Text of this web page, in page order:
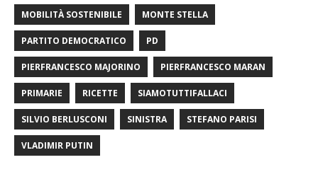
MOBILITÀ SOSTENIBILE MONTE STELLA
PARTITO DEMOCRATICO PD
PIERFRANCESCO MAJORINO PIERFRANCESCO MARAN
PRIMARIE RICETTE SIAMOTUTTIFALLACI
SILVIO BERLUSCONI SINISTRA STEFANO PARISI
VLADIMIR PUTIN